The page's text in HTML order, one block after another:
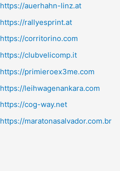
https://auerhahn-linz.at
https://rallyesprint.at
https://corritorino.com
https://clubvelicomp.it
https://primieroex3me.com
https://leihwagenankara.com
https://cog-way.net
https://maratonasalvador.com.br